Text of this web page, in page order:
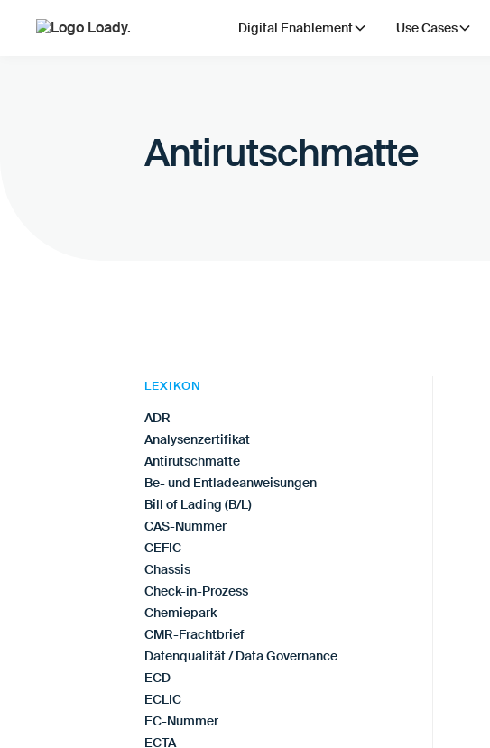
Digital Enablement Use Cases
Antirutschmatte
LEXIKON
ADR
Analysenzertifikat
Antirutschmatte
Be- und Entladeanweisungen
Bill of Lading (B/L)
CAS-Nummer
CEFIC
Chassis
Check-in-Prozess
Chemiepark
CMR-Frachtbrief
Datenqualität / Data Governance
ECD
ECLIC
EC-Nummer
ECTA